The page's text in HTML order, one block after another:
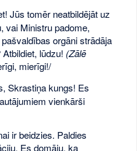
Jūs tomēr neatbildējāt uz
vai Ministru padome,
orgāni strādāja
lūdzu! (Zālē
mierīgi!/
Skrastiņa kungs! Es
vienkārši
ir beidzies. Paldies
Es domāju, ka